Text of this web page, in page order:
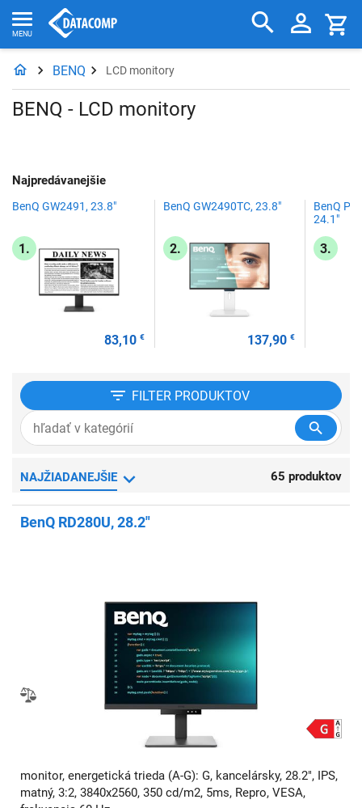
BENQ LCD monitory
BENQ - LCD monitory
Najpredávanejšie
1.
BenQ GW2491, 23.8"
83,10 €
2.
BenQ GW2490TC, 23.8"
137,90€
3.
BenQ
24.1"
FILTER PRODUKTOV
NAJŽIADANEJŠIE 65 produktov
BenQ RD280U, 28.2"
monitor, energetická trieda (A-G): G, kancelársky, 28.2", IPS,
matný, 3:2, 3840x2560, 350 cd/m2, 5ms, Repro, VESA,